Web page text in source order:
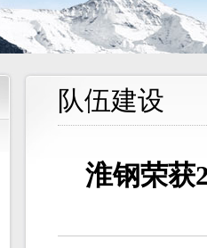
队伍建设
淮钢荣获